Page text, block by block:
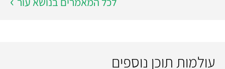
עולמות תוכן נוספים